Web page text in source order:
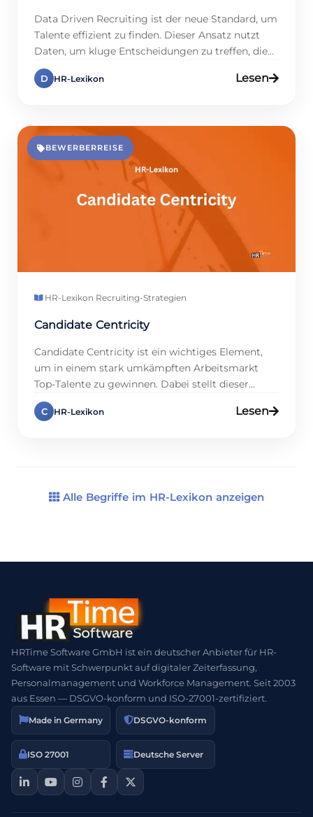
Data Driven Recruiting ist der neue Standard, um
Talente effizient zu finden. Dieser Ansatz nutzt
Daten, um kluge Entscheidungen zu treffen, die
über Intuition hinausgehen. Studien zeigen, dass
Firmen mit datenbasierten Prozessen ihre
Data Driven Recruiting senkt Kosten, macht
Prozesse […]
D HR-Lexikon Lesen
BEWERBERREISE
HR-Lexikon·Recruiting-Strategien
Candidate Centricity
Candidate Centricity ist ein wichtiges Element,
um in einem stark umkämpften Arbeitsmarkt
Top-Talente zu gewinnen. Dabei stellt dieser
Ansatz die Bewerberinnen und Bewerber
konsequent ins Zentrum des Recruiting-
Rückmeldungen erwarten; […]
C HR-Lexikon Lesen
Alle Begriffe im HR-Lexikon anzeigen
HRTime Software GmbH ist ein deutscher Anbieter für HR-
Software mit Schwerpunkt auf digitaler Zeiterfassung,
Personalmanagement und Workforce Management. Seit 2003
aus Essen — DSGVO-konform und ISO-27001-zertifiziert.
Made in Germany DSGVO-konform
ISO 27001 Deutsche Server